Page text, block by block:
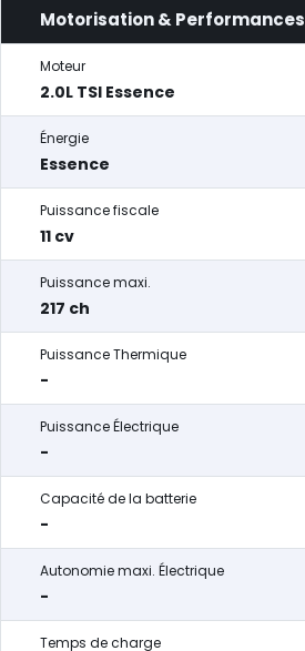
Motorisation & Performances
Moteur
2.0L TSI Essence
Énergie
Essence
Puissance fiscale
11 cv
Puissance maxi.
217 ch
Puissance Thermique
-
Puissance Électrique
-
Capacité de la batterie
-
Autonomie maxi. Électrique
-
Temps de charge